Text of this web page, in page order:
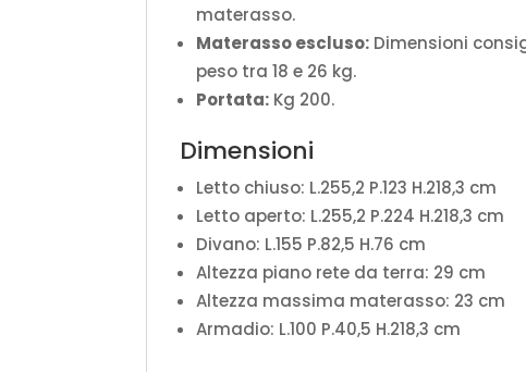
materasso.
Materasso escluso: Dimensioni
peso tra 18 e 26 kg.
Portata: Kg 200.
Dimensioni
Letto chiuso: L.255,2 P.123 H.218,3 cm
Letto aperto: L.255,2 P.224 H.218,3 cm
Divano: L.155 P.82,5 H.76 cm
Altezza piano rete da terra: 29 cm
Altezza massima materasso: 23 cm
Armadio: L.100 P.40,5 H.218,3 cm